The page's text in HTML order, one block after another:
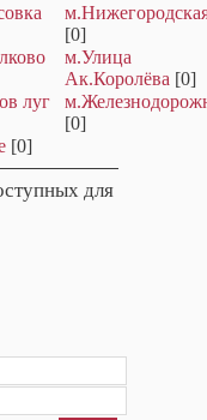
[0]
м.Улица
Ак.Королёва [0]
луг
[0]
[0]
для